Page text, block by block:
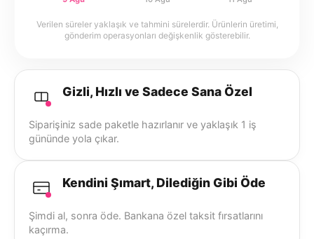
Verilen süreler yaklaşık ve tahmini sürelerdir. Ürünlerin üretimi,
gönderim operasyonları değişkenlik gösterebilir.
Gizli, Hızlı ve Sadece Sana Özel
Siparişiniz sade paketle hazırlanır ve yaklaşık 1 iş
gününde yola çıkar.
Kendini Şımart, Dilediğin Gibi Öde
Şimdi al, sonra öde. Bankana özel taksit fırsatlarını
kaçırma.